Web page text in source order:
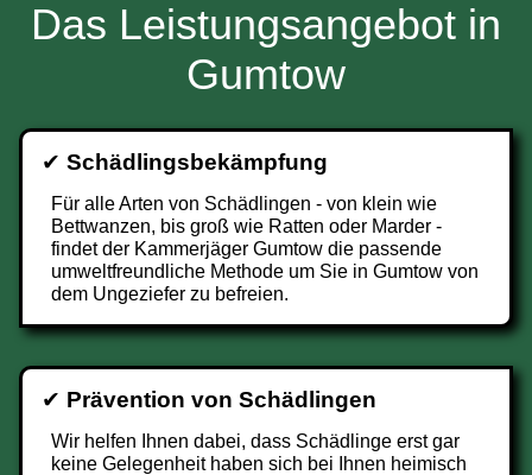
Das Leistungsangebot in
Gumtow
✔ Schädlingsbekämpfung
Für alle Arten von Schädlingen - von klein wie
Bettwanzen, bis groß wie Ratten oder Marder -
findet der Kammerjäger Gumtow die passende
umweltfreundliche Methode um Sie in Gumtow von
dem Ungeziefer zu befreien.
✔ Prävention von Schädlingen
Wir helfen Ihnen dabei, dass Schädlinge erst gar
keine Gelegenheit haben sich bei Ihnen heimisch